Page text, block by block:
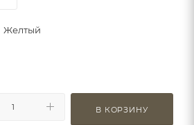
Желтый
В КОРЗИНУ